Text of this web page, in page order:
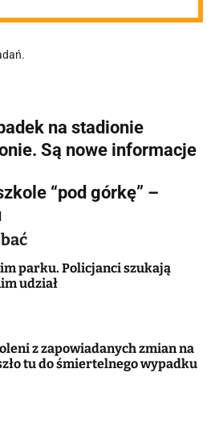
Są
na stadionie
Są nowe informacje
“pod górkę” –
parku. Policjanci szukają
udział
z zapowiadanych zmian na
tu do śmiertelnego wypadku